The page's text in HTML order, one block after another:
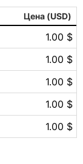
Цена (USD)
1.00 $
1.00 $
1.00 $
1.00 $
1.00 $